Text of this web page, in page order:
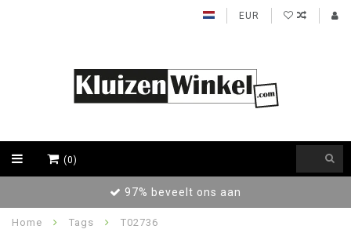
EUR
(0)
97% beveelt ons aan
Home Tags T02736